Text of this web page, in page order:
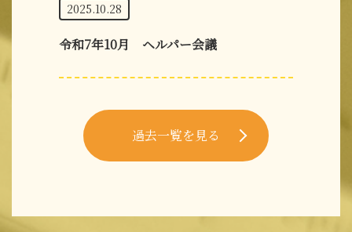
2025.10.28
令和7年10月 ヘルパー会議
過去一覧を見る